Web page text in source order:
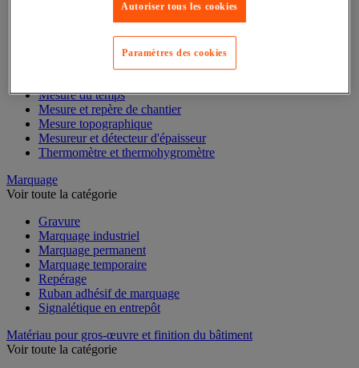
Équipement optique
Instrument de mesure de laboratoire
Mesure de distance
Mesure de la vitesse
Mesure de l'environnement
Mesure du temps
Mesure et repère de chantier
Mesure topographique
Mesureur et détecteur d'épaisseur
Thermomètre et thermohygromètre
Marquage
Voir toute la catégorie
Gravure
Marquage industriel
Marquage permanent
Marquage temporaire
Repérage
Ruban adhésif de marquage
Signalétique en entrepôt
Matériau pour gros-œuvre et finition du bâtiment
Voir toute la catégorie
Autoriser tous les cookies
Paramètres des cookies